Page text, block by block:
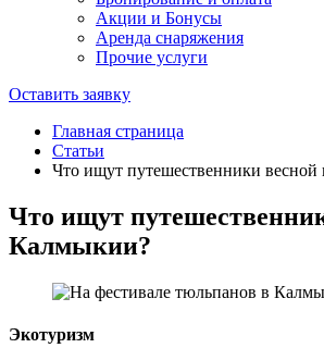
Акции и Бонусы
Аренда снаряжения
Прочие услуги
Оставить заявку
Главная страница
Статьи
Что ищут путешественники
Что ищут
Калмыкии?
Экотуризм